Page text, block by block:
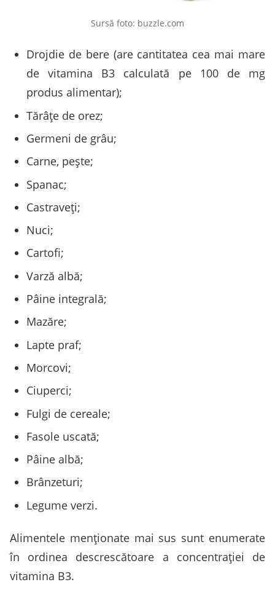
Sursă foto: buzzle.com
Drojdie de bere (are cantitatea cea mai mare
de vitamina B3 calculată pe 100 de mg
produs alimentar);
Tărâțe de orez;
Germeni de grâu;
Carne, pește;
Spanac;
Castraveți;
Nuci;
Cartofi;
Varză albă;
Pâine integrală;
Mazăre;
Lapte praf;
Morcovi;
Ciuperci;
Fulgi de cereale;
Fasole uscată;
Pâine albă;
Brânzeturi;
Legume verzi.
Alimentele menționate mai sus sunt enumerate
în ordinea descrescătoare a concentrației de
vitamina B3.